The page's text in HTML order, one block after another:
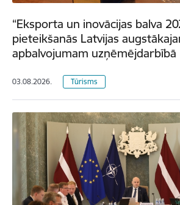
“Eksporta un inovācijas balva
pieteikšanās Latvijas
apbalvojumam uzņēmējdarbībā
03.08.2026. Tūrisms